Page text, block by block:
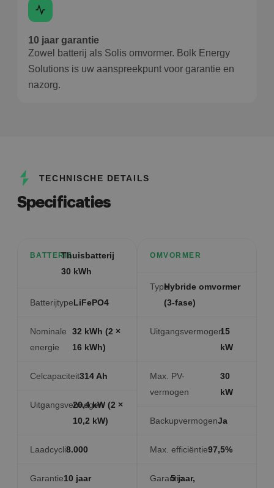
10 jaar garantie
Zowel batterij als Solis omvormer. Bolk Energy
Solutions is uw aanspreekpunt voor garantie en
nazorg.
TECHNISCHE DETAILS
Specificaties
BATTERIJThuisbatterij
30 kWh
BatterijtypeLiFePO4
Nominale
energie
32 kWh (2 ×
16 kWh)
Celcapaciteit314 Ah
Uitgangsvermogen
20,4 kW (2 ×
10,2 kW)
Laadcycli8.000
Garantie10 jaar
OMVORMER
TypeHybride omvormer
(3-fase)
Uitgangsvermogen15
kW
Max. PV-
vermogen
30
kW
BackupvermogenJa
Max. efficiëntie97,5%
Garantie5 jaar,